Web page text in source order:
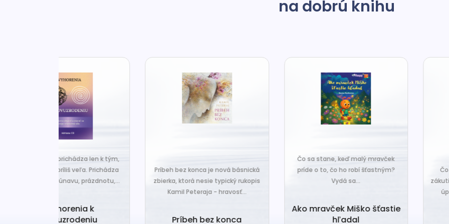
na dobrú knihu
Príbeh bez konca je nová básnická
zbierka, ktorá nesie typický rukopis
Kamil Peteraja - hravosť...
Príbeh bez konca
Čo sa stane, keď malý mravček
príde o to, čo ho robí šťastným?
Vydá sa...
Ako mravček Miško šťastie
Čo sa stane, keď sa do
zákutiny škriatkov prisťahuje
úplne nový? Babka